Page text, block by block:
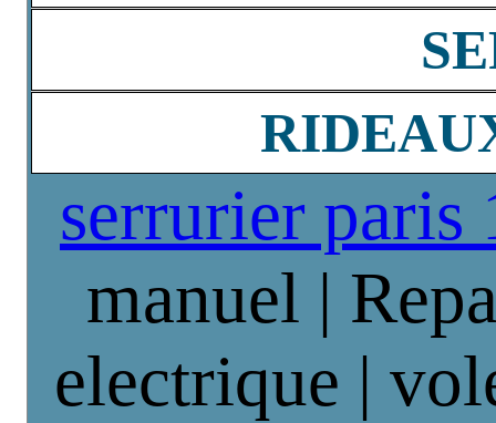
serrurier paris
manuel |
electrique |